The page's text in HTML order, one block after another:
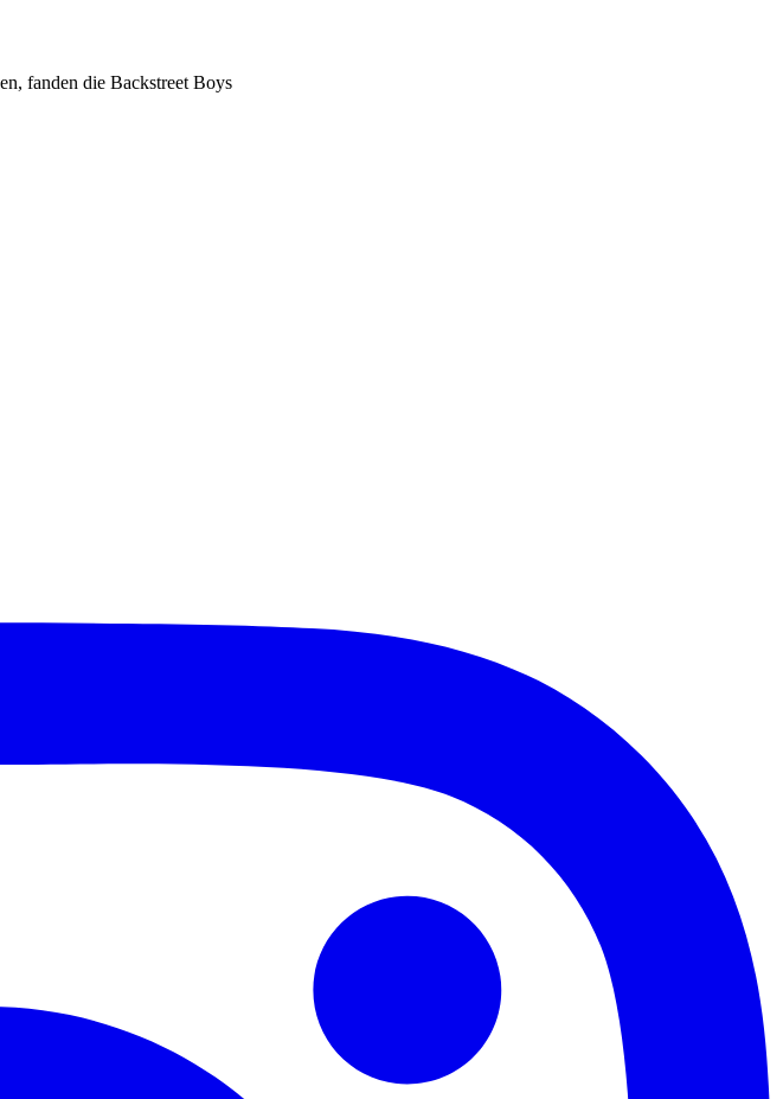
fanden die Backstreet Boys